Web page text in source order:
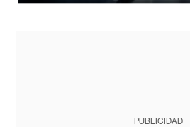
PUBLICIDAD